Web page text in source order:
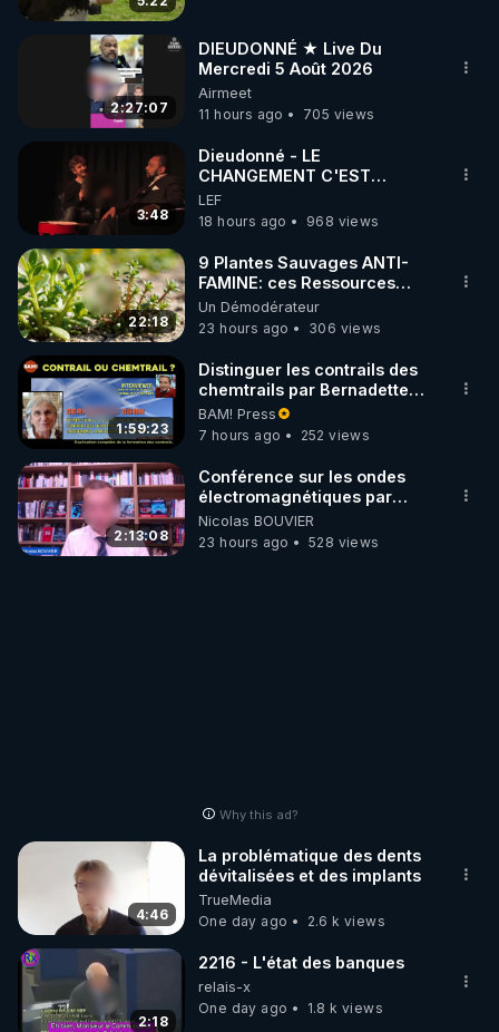
code : REGENERE10
▶ 30 jours gratuit sur l’application de méditation et
de bien-être ENVOL :
Rendez-vous sur
https://www.envol.app/code
le code : REGENERE
2:27:07
DIEUDONNÉ ★ Live Du
Mercredi 5 Août 2026
Airmeet
11 hours ago
705 views
3:48
Dieudonné - LE
CHANGEMENT C'EST
MAINTENANT
LEF
18 hours ago
968 views
22:18
9 Plantes Sauvages ANTI-
FAMINE: ces Ressources
JARDIN&des Haies
Un Démodérateur
23 hours ago
306 views
1:59:23
Distinguer les contrails des
chemtrails par Bernadette
Bihin
BAM! Press
7 hours ago
252 views
2:13:08
Conférence sur les ondes
électromagnétiques par
Grégoire Caustru et Bart de
Wever !
Nicolas BOUVIER
23 hours ago
528 views
Why this ad?
4:46
La problématique des dents
dévitalisées et des implants
TrueMedia
One day ago
2.6 k views
2:18
2216 - L'état des banques
relais-x
One day ago
1.8 k views